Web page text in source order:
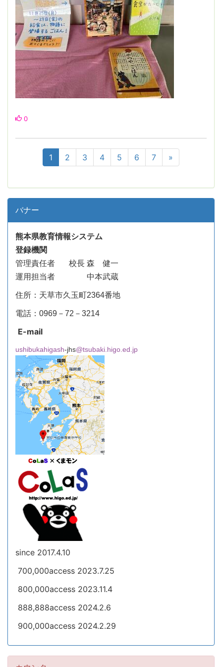
0
1 2 3 4 5 6 7 »
バナー
熊本県教育情報システム
登録機関
管理責任者 校長 森 健一
運用担当者 中本武蔵
住所：天草市久玉町2364番地
電話：0969－72－3214
E-mail
ushibukahigash-jhs@tsubaki.higo.ed.jp
since 2017.4.10
700,000access 2023.7.25
800,000access 2023.11.4
888,888access 2024.2.6
900,000access 2024.2.29